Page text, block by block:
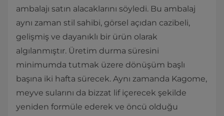
ambalajı satın alacaklarını söyledi. Bu ambalaj
aynı zaman stil sahibi, görsel açıdan cazibeli,
gelişmiş ve dayanıklı bir ürün olarak
algılanmıştır. Üretim durma süresini
minimumda tutmak üzere dönüşüm başlı
başına iki hafta sürecek. Aynı zamanda Kagome,
meyve sularını da bizzat lif içerecek şekilde
yeniden formüle ederek ve öncü olduğu